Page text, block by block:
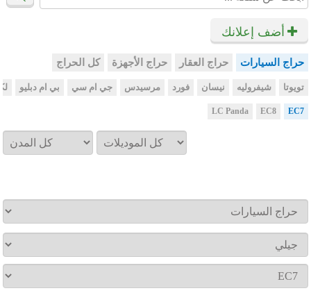
أضف إعلانك
حراج السيارات حراج العقار حراج الأجهزة كل الحراج
تويوتا شيفروليه نيسان فورد مرسيدس جي ام سي بي ام دبليو
EC7
EC8
LC Panda